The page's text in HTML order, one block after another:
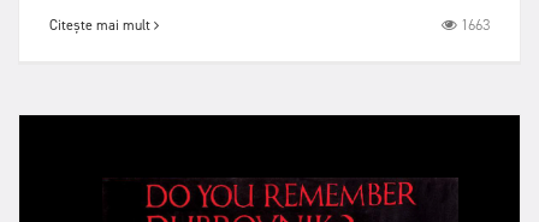
Citește mai mult 1663